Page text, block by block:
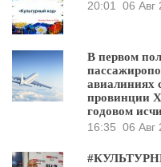
20:01 06 Авг
В первом
авиалиниях
провинции
годовом
16:35 06 Авг